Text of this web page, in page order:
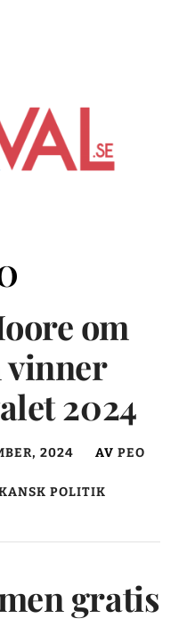
om
vinner
2024
2024 AV PEO
POLITIK
gratis